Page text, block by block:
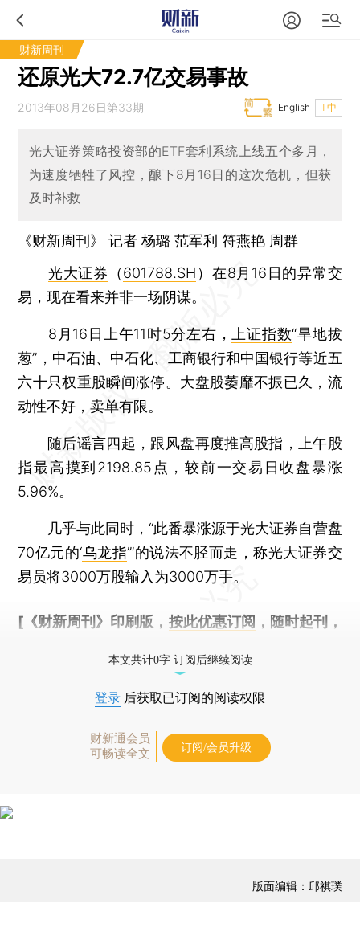
财新周刊
还原光大72.7亿交易事故
2013年08月26日第33期 T中
English
光大证券策略投资部的ETF套利系统上线五个多月，
为速度牺牲了风控，酿下8月16日的这次危机，但获
及时补救
《财新周刊》 记者 杨璐 范军利符燕艳 周群
光大证券 （601788.SH ）在8月16日的异常交
易，现在看来并非一场阴谋。
8月16日上午11时5分左右， 上证指数“旱地拔
葱”，中石油、中石化、工商银行和中国银行等近五
六十只权重股瞬间涨停。大盘股萎靡不振已久，流
动性不好，卖单有限。
随后谣言四起，跟风盘再度推高股指，上午股
指最高摸到2198.85点，较前一交易日收盘暴涨
5.96%。
几乎与此同时，“此番暴涨源于光大证券自营盘
70亿元的‘乌龙指’”的说法不胫而走，称光大证券交
易员将3000万股输入为3000万手。
[《财新周刊》印刷版， 按此优惠订阅 ，随时起刊，
本文共计0字 订阅后继续阅读
登录 后获取已订阅的阅读权限
财新通会员
可畅读全文
订阅/会员升级
版面编辑：邱祺璞